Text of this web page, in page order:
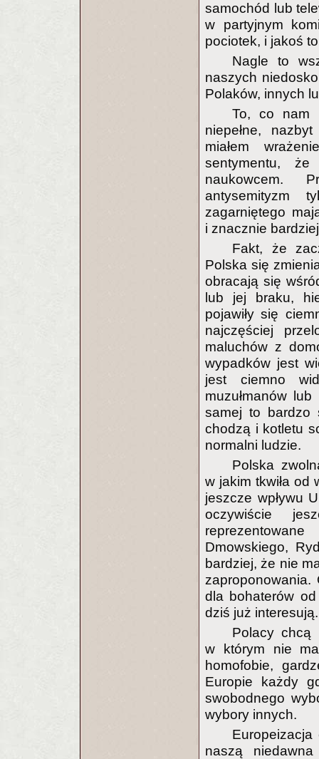
samochód lub
w partyjnym
pociotek, i jakoś
Nagle to
naszych
Polaków, innych
To, co nam
niepełne,
miałem
sentymentu,
naukowcem.
antysemityzm
zagarniętego
i znacznie
Fakt, że
Polska się
obracają się
lub jej braku,
pojawiły się
najczęściej
maluchów z
wypadków jest
jest ciemno
muzułmanów
samej to bardzo
chodzą i kotletu
normalni ludzie.
Polska
w jakim tkwiła od
jeszcze wpływu
oczywiście
Dmowskiego,
bardziej, że nie
dla bohaterów
dziś już interesują.
Polacy chcą
w którym nie
homofobie,
Europie każdy
swobodnego
wybory innych.
naszą